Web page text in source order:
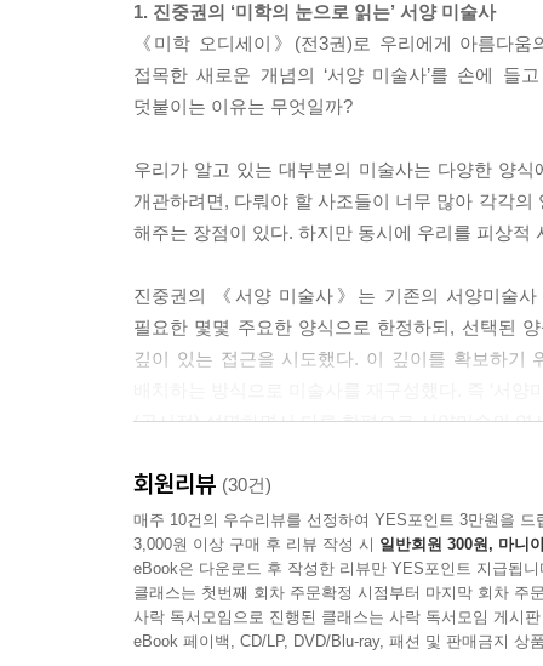
과제였다.
2장에서는 로사리오 아순토의 저서를 토대로 미
높은 곳에 있는 초감각의 세계로 고양시킨다.
것이다.
3장 자연을 내다보는 창문
‘부활’이라는 어원에서 짐작할 수 있듯이, 르네
정의로 바뀐 것이다. 아름다움은 다시 형태로 거
형식에만 국한된 변화가 아니다. 내용의 측면에
인간에 대한 관심으로 바뀌어 간다. 이에 따라 중
나타난다.
4장 상징 형식으로서의 원근법
앞에서 이미지를 이루는 두 요소, 즉 형태와 색채
속에 배치하는 문제가 남았다. 그러려면 대상과
시대에 그것은 ‘원근법’에 따라 이루어졌다.
중세회화의 배경은 공간의 재현이 아니라 구성의
재현하려 했다. 중세회화의 이질적 공간들의
1. 진중권의 ‘미학의 눈으로 읽는’ 서양 미술사
《미학 오디세이》(전3권)로 우리에게 아름다
접목한 새로운 개념의 ‘서양 미술사’를 손에
덧붙이는 이유는 무엇일까?
우리가 알고 있는 대부분의 미술사는 다양한 양
개관하려면, 다뤄야 할 사조들이 너무 많아 각각
해주는 장점이 있다. 하지만 동시에 우리를 피상적
진중권의 《서양 미술사》는 기존의 서양미술
필요한 몇몇 주요한 양식으로 한정하되, 선택된
깊이 있는 접근을 시도했다. 이 깊이를 확보하기
(공시적) 설명하면서 다른 한편으로 서양미술의
2. 미학과 미술사를 접목시킨 신개념의 서양미술사
진중권의 《서양 미술사》는 미학과 미술사를 접
우리는 드로잉에 채색을 하여 이미지를 만들어낸
한다. 따라서 공간을 재현하는 투시법이 그 뒤
내용을 읽어내야 하는데, 그것이 바로 도상해석학
이렇게 예술의 형식적 측면과 내용적 측면에 대
회원리뷰 (30건)
매주 10건의 우수리뷰를 선정하여 YES포인트 3만원을 드
3,000원 이상 구매 후 리뷰 작성 시 일반회원 300원, 마니
eBook은 다운로드 후 작성한 리뷰만 YES포인트 지급됩니
클래스는 첫번째 회차 주문확정 시점부터 마지막 회차 주
사락 독서모임으로 진행된 클래스는 사락 독서모임 게시
eBook 페이백, CD/LP, DVD/Blu-ray, 패션 및 판매금지 상